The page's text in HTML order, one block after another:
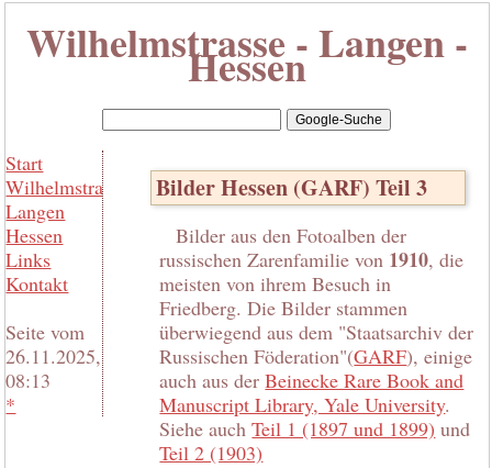
Wilhelmstrasse - Langen -
Hessen
Start
Wilhelmstrasse
Langen
Hessen
Links
Kontakt
Seite vom
26.11.2025,
08:13
*
Bilder Hessen (GARF) Teil 3
Bilder aus den Fotoalben der
russischen Zarenfamilie von 1910, die
meisten von ihrem Besuch in
Friedberg. Die Bilder stammen
überwiegend aus dem "Staatsarchiv der
Russischen Föderation"(GARF), einige
auch aus derBeinecke Rare Book and
Manuscript Library, Yale University.
Siehe auchTeil 1 (1897 und 1899) und
Teil 2 (1903)